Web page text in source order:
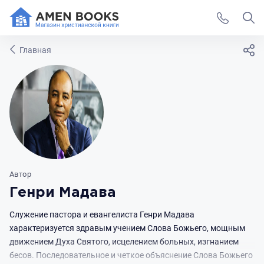
Главная
Автор
Генри Мадава
Cлужение пастора и евангелиста Генри Мадава
характеризуется здравым учением Слова Божьего, мощным
движением Духа Святого, исцелением больных, изгнанием
бесов. Последовательное и четкое объяснение Слова Божьего